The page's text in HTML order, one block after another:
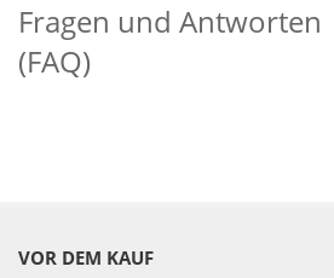
Fragen und Antworten
(FAQ)
VOR DEM KAUF